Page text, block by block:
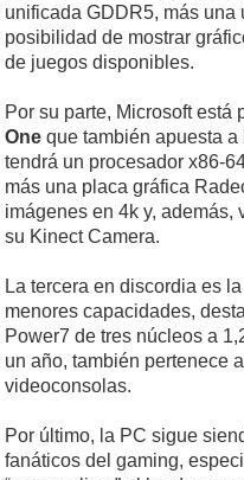
unificada GDDR5, más
posibilidad de mostrar
de juegos disponibles.
Por su parte, Microsoft está
One que también apuesta
tendrá un procesador x86-
más una placa gráfica
imágenes en 4k y,
su Kinect Camera.
La tercera en discordia es la
menores capacidades,
Power7 de tres núcleos a
un año, también pertenece
videoconsolas.
Por último, la PC sigue
fanáticos del gaming,